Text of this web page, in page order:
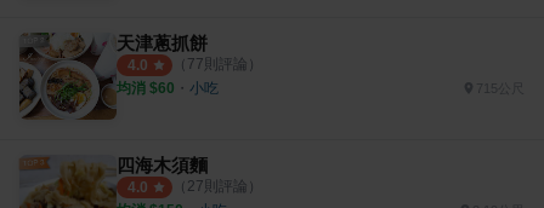
天津蔥抓餅
4.0 （ 77則評論）
均消 $60 ・ 小吃 715公尺
四海木須麵
4.0 （ 27則評論）